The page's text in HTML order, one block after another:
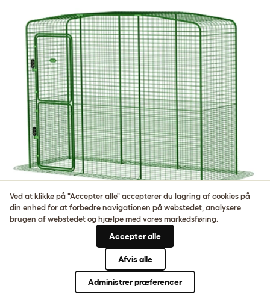
Katteindhegning til altan - 2,7m
4.949,00 kr.
Ved at klikke på "Accepter alle" accepterer du lagring af cookies på
din enhed for at forbedre navigationen på webstedet, analysere
brugen af ​​webstedet og hjælpe med vores markedsføring.
Accepter alle
Afvis alle
Administrer præferencer